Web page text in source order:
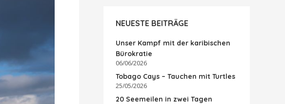
NEUESTE BEITRÄGE
Unser Kampf mit der karibischen
Bürokratie
06/06/2026
Tobago Cays – Tauchen mit Turtles
25/05/2026
20 Seemeilen in zwei Tagen